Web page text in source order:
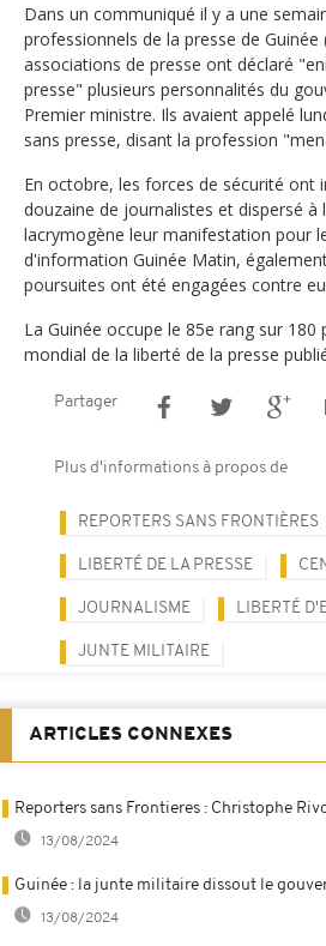
Dans un communiqué il y a une
professionnels de la presse de Guinée
associations de presse ont déclaré
presse" plusieurs personnalités du
Premier ministre. Ils avaient appelé
sans presse, disant la profession
En octobre, les forces de sécurité ont
douzaine de journalistes et dispersé à
lacrymogène leur manifestation pour
d'information Guinée Matin,
poursuites ont été engagées contre
La Guinée occupe le 85e rang sur 180
mondial de la liberté de la presse
Partager
Plus d'informations à propos de
REPORTERS SANS FRONTIÈRES
LIBERTÉ DE LA PRESSE
JOURNALISME LIBERTÉ
JUNTE MILITAIRE
ARTICLES CONNEXES
Reporters sans Frontieres : Christophe
13/08/2024
Guinée : la junte militaire dissout le
13/08/2024